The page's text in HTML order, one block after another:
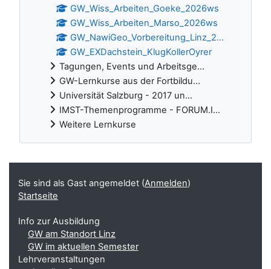
GW_Wiss_Arbeiten_Goeke_2026ws
GW_Wiss_Arbeiten_Marso_2026ws
GW_NawiGeo_Vorbereitung_Linz_2...
GW_EXDachstein_KlugKollerOyrer
Tagungen, Events und Arbeitsge...
GW-Lernkurse aus der Fortbildu...
Universität Salzburg - 2017 un...
IMST-Themenprogramme - FORUM.I...
Weitere Lernkurse
Ergänzungsblöcke
Sie sind als Gast angemeldet (Anmelden)
Startseite
Info zur Ausbildung
GW am Standort Linz
GW im aktuellen Semester
Lehrveranstaltungen